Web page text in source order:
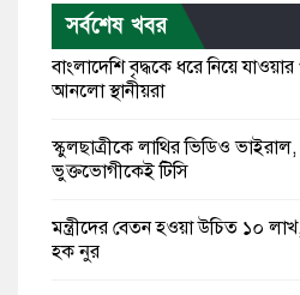
সর্বশেষ খবর
বাংলাদেশি বৃদ্ধকে ধরে নিয়ে
আনলো স্থানীয়রা
স্কুলছাত্রীকে লাথির ভিডিও
ভুক্তভোগীকেই টিসি
মন্ত্রীদের বেতন হওয়া উচিত ১০
হক নুর